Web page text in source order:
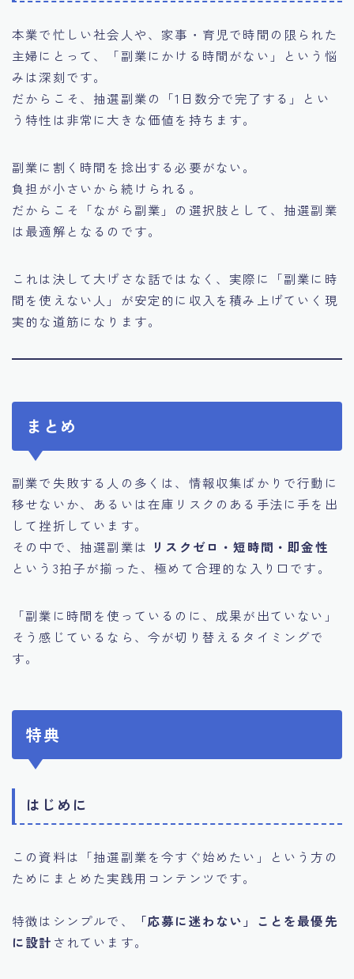
本業で忙しい社会人や、家事・育児で時間の限られた
主婦にとって、「副業にかける時間がない」という悩
みは深刻です。
だからこそ、抽選副業の「1日数分で完了する」とい
う特性は非常に大きな価値を持ちます。
副業に割く時間を捻出する必要がない。
負担が小さいから続けられる。
だからこそ「ながら副業」の選択肢として、抽選副業
は最適解となるのです。
これは決して大げさな話ではなく、実際に「副業に時
間を使えない人」が安定的に収入を積み上げていく現
実的な道筋になります。
まとめ
副業で失敗する人の多くは、情報収集ばかりで行動に
移せないか、あるいは在庫リスクのある手法に手を出
して挫折しています。
その中で、抽選副業は リスクゼロ・短時間・即金性
という3拍子が揃った、極めて合理的な入り口です。
「副業に時間を使っているのに、成果が出ていない」
そう感じているなら、今が切り替えるタイミングで
す。
特典
はじめに
この資料は「抽選副業を今すぐ始めたい」という方の
ためにまとめた実践用コンテンツです。
特徴はシンプルで、
「応募に迷わない」ことを最優先
に設計 されています。